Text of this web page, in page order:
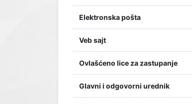
Elektronska pošta
Veb sajt
Ovlašćeno lice za zastupanje
Glavni i odgovorni urednik